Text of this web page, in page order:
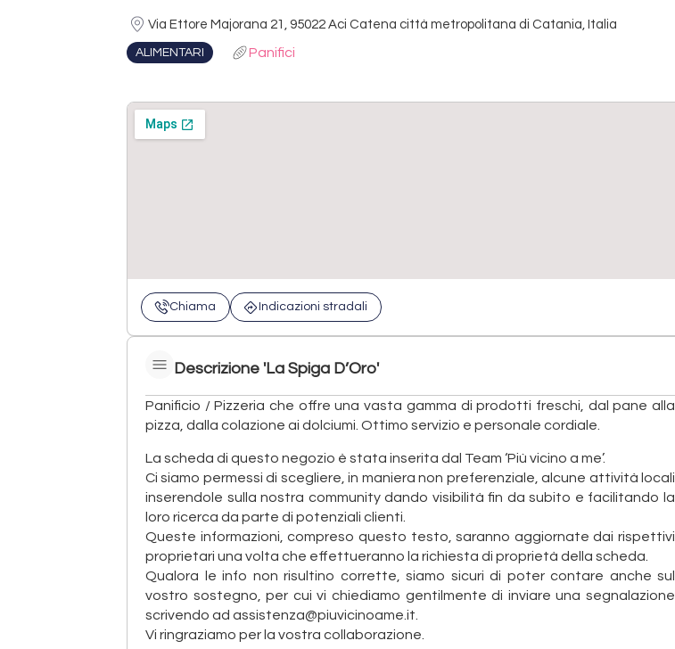
Via Ettore Majorana 21, 95022 Aci Catena città metropolitana di Catania, Italia
ALIMENTARI Panifici
Chiama Indicazioni stradali
Descrizione 'La Spiga D’Oro'
Panificio / Pizzeria che offre una vasta gamma di prodotti freschi, dal pane alla
pizza, dalla colazione ai dolciumi. Ottimo servizio e personale cordiale.
La scheda di questo negozio è stata inserita dal Team ‘Più vicino a me’.
Ci siamo permessi di scegliere, in maniera non preferenziale, alcune attività locali
inserendole sulla nostra community dando visibilità fin da subito e facilitando la
loro ricerca da parte di potenziali clienti.
Queste informazioni, compreso questo testo, saranno aggiornate dai rispettivi
proprietari una volta che effettueranno la richiesta di proprietà della scheda.
Qualora le info non risultino corrette, siamo sicuri di poter contare anche sul
vostro sostegno, per cui vi chiediamo gentilmente di inviare una segnalazione
scrivendo ad assistenza@piuvicinoame.it.
Vi ringraziamo per la vostra collaborazione.